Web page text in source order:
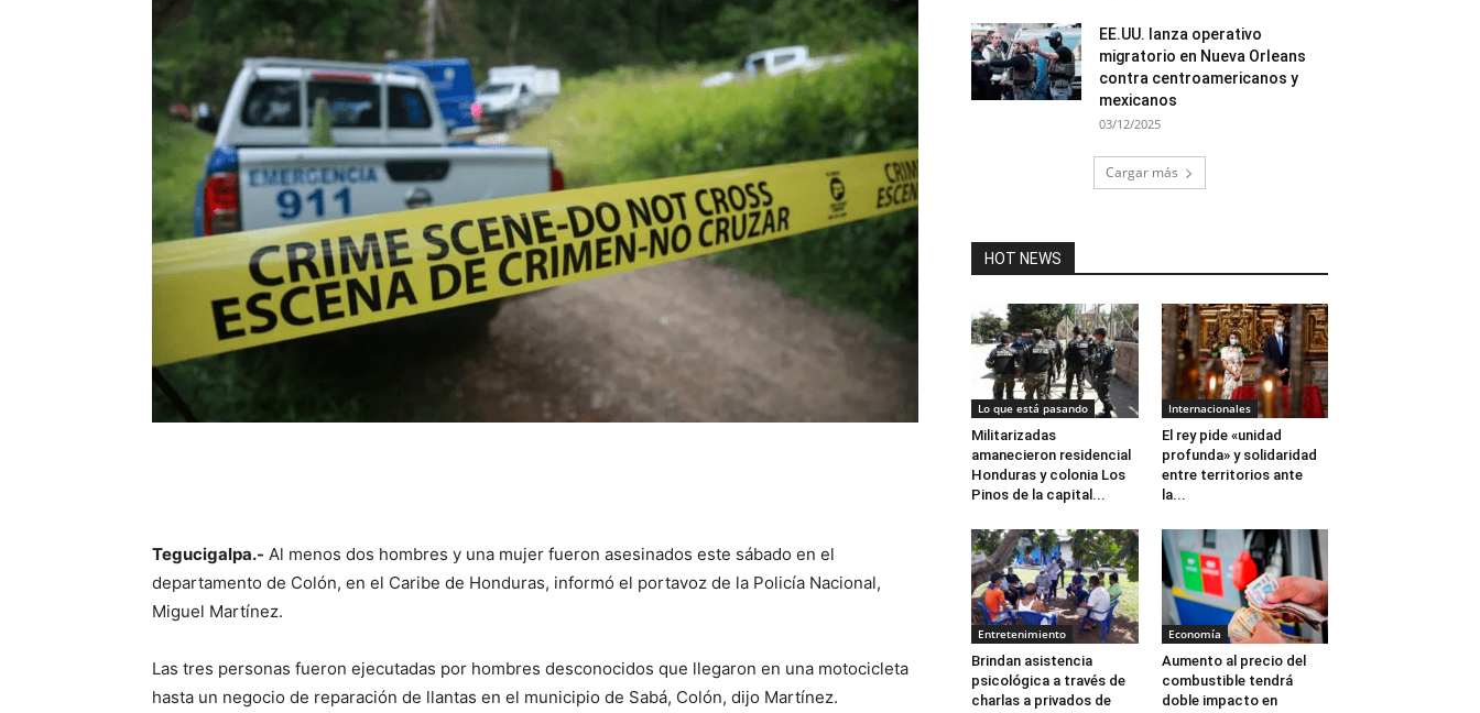
Tegucigalpa.- Al menos dos hombres y una mujer fueron asesinados este sábado en el
departamento de Colón, en el Caribe de Honduras, informó el portavoz de la Policía Nacional,
Miguel Martínez.
Las tres personas fueron ejecutadas por hombres desconocidos que llegaron en una motocicleta
hasta un negocio de reparación de llantas en el municipio de Sabá, Colón, dijo Martínez.
EE.UU. lanza operativo
migratorio en Nueva Orleans
contra centroamericanos y
mexicanos
03/12/2025
Cargar más
HOT NEWS
Lo que está pasando
Militarizadas
amanecieron residencial
Honduras y colonia Los
Pinos de la capital...
Internacionales
El rey pide «unidad
profunda» y solidaridad
entre territorios ante
la...
Entretenimiento
Brindan asistencia
psicológica a través de
charlas a privados de
Economía
Aumento al precio del
combustible tendrá
doble impacto en